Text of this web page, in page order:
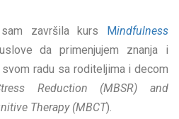
završila kurs Mindfulness
da primenjujem znanja i
radu sa roditeljima i decom
Reduction (MBSR) and
Therapy (MBCT).